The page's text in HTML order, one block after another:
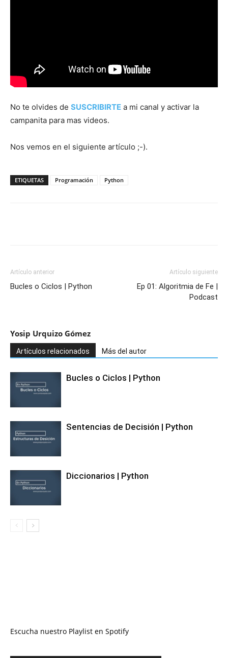
No te olvides de SUSCRIBIRTE a mi canal y activar la
campanita para mas videos.
Nos vemos en el siguiente artículo ;-).
ETIQUETAS Programación Python
Artículo anterior
Bucles o Ciclos | Python
Artículo siguiente
Ep 01: Algoritmia de Fe |
Podcast
Yosip Urquizo Gómez
Artículos relacionados Más del autor
Bucles o Ciclos | Python
Sentencias de Decisión | Python
Diccionarios | Python
Escucha nuestro Playlist en Spotify